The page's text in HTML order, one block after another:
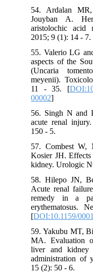
54. Ardalan
Jouyban A.
aristolochic
2015; 9 (1): 14 -
55. Valerio
aspects of the
(Uncaria
meyenii).
11 - 35. [
00002
56. Singh N
acute renal
150 - 5.
57. Combest
Kosier JH.
kidney.
58. Hilepo
Acute renal
remedy in a
[DOI:10.1159/
59. Yakubu
MA.
liver and
administration
15 (2): 50 - 6.